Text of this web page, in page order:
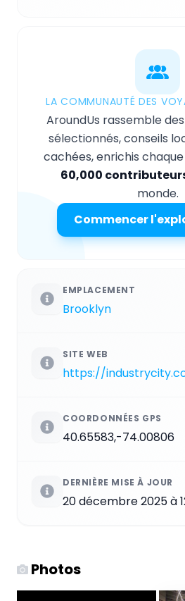
LA COMMUNAUTÉ DES
AroundUs rassemble
sélectionnés, conseils
cachées, enrichis
60,000
monde.
Commencer
EMPLACEMENT
Brooklyn
SITE WEB
https://
COORDONNÉES GPS
40.65583,-74.00806
DERNIÈRE MISE À JOUR
20 décembre 2025 à
Photos